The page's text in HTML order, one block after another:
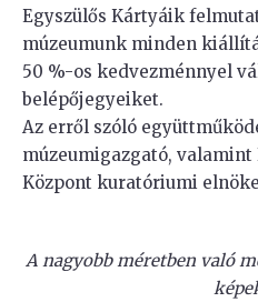
Egyszülős Kártyáik
múzeumunk minden
50 %-os kedvezménnyel
belépőjegyeiket.
Az erről szóló
múzeumigazgató, valamint
Központ kuratóriumi
A nagyobb méretben való